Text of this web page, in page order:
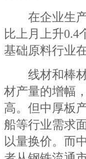
在企业生产
比上月上升0.4
基础原料行业
线材和棒材
材产量的增幅
高。但中厚板
船等行业需求
以量换价。而